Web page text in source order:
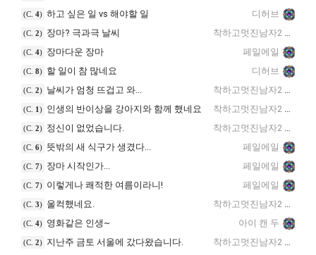
(C. 4) 하고 싶은 일 vs 해야할 일 디허브
(C. 2) 장마? 극과극 날씨 착하고멋진남자2
(C. 4) 장마다운 장마 페일에일
(C. 8) 할 일이 참 많네요 디허브
(C. 2) 날씨가 엄청 뜨겁고 와... 착하고멋진남자2
(C. 1) 인생의 반이상을 강아지와 함께 했네요 착하고멋진남자2
(C. 2) 정신이 없었습니다. 착하고멋진남자2
(C. 6) 뜻밖의 새 식구가 생겼다... 페일에일
(C. 7) 장마 시작인가... 페일에일
(C. 7) 이렇게나 쾌적한 여름이라니! 페일에일
(C. 3) 울컥했네요. 착하고멋진남자2
(C. 4) 영화같은 인생~ 아이 캔 두
(C. 2) 지난주 금토 서울에 갔다왔습니다.
착하고멋진남자2